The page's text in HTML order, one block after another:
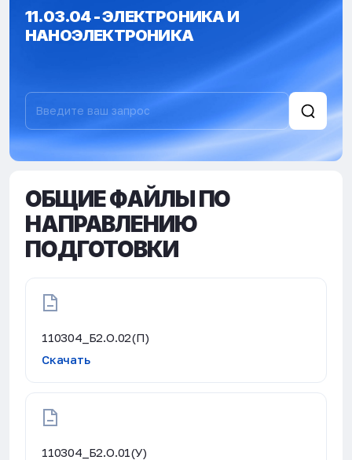
11.03.04 - ЭЛЕКТРОНИКА И
НАНОЭЛЕКТРОНИКА
ОБЩИЕ ФАЙЛЫ ПО
НАПРАВЛЕНИЮ
ПОДГОТОВКИ
110304_Б2.О.02(П)
Скачать
110304_Б2.О.01(У)